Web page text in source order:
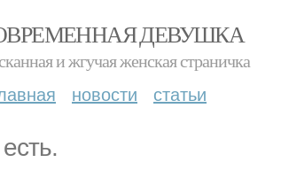
ДЕВУШКА
и жгучая женская страничка
новости статьи